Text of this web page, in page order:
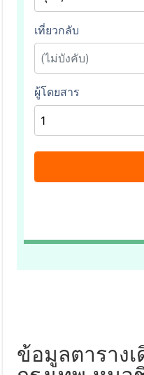
ข้อมูลตาราง